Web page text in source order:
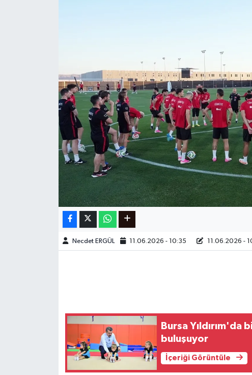
Necdet ERGÜL 11.06.2026 - 10:35 11.06.2026 -
Bursa Yıldırım'da
buluşuyor
İçeriği Görüntüle